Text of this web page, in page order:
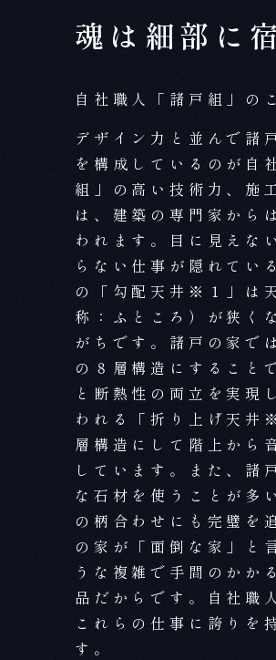
魂は細部に
自社職人「諸戸組」の
デザイン力と並んで諸
を構成しているのが自
組」の高い技術力、施
は、建築の専門家から
われます。目に見えな
らない仕事が隠れてい
の「勾配天井※１」は
称：ふところ）が狭く
がちです。諸戸の家で
の８層構造にすること
と断熱性の両立を実現
われる「折り上げ天井
層構造にして階上から
しています。また、諸
な石材を使うことが多
の柄合わせにも完璧を
の家が「面倒な家」と
うな複雑で手間のかか
品だからです。自社職
これらの仕事に誇りを
す。